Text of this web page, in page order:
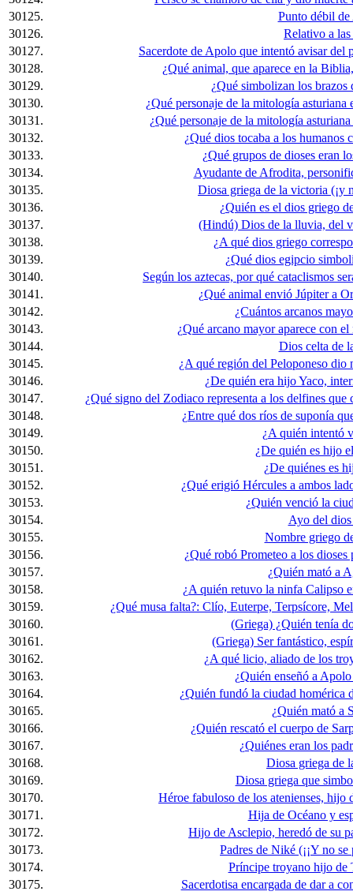
30125.
Punto débil
30126.
Relativo a las
30127.
Sacerdote de Apolo que intentó avisar
30128.
¿Qué animal, que aparece en la
30129.
¿Qué simbolizan los brazos
30130.
¿Qué personaje de la mitología asturiana
30131.
¿Qué personaje de la mitología
30132.
¿Qué dios tocaba a los humanos
30133.
¿Qué grupos de dioses eran
30134.
Ayudante de Afrodita,
30135.
Diosa griega de la victoria (¡y
30136.
¿Quién es el dios griego
30137.
(Hindú) Dios de la lluvia, del
30138.
¿A qué dios griego
30139.
¿Qué dios egipcio
30140.
Según los aztecas, por qué cataclismos
30141.
¿Qué animal envió Júpiter a
30142.
¿Cuántos arcanos
30143.
¿Qué arcano mayor aparece con
30144.
Dios celta de
30145.
¿A qué región del Peloponeso dio
30146.
¿De quién era hijo Yaco,
30147.
¿Qué signo del Zodiaco representa a los delfines
30148.
¿Entre qué dos ríos de suponía
30149.
¿A quién intentó
30150.
¿De quién es hijo
30151.
¿De quiénes es
30152.
¿Qué erigió Hércules a ambos
30153.
¿Quién venció la
30154.
Ayo del
30155.
Nombre griego
30156.
¿Qué robó Prometeo a los dioses
30157.
¿Quién mató a
30158.
¿A quién retuvo la ninfa Calipso
30159.
¿Qué musa falta?: Clío, Euterpe, Terpsícore,
30160.
(Griega) ¿Quién tenía
30161.
(Griega) Ser fantástico,
30162.
¿A qué licio, aliado de los
30163.
¿Quién enseñó a
30164.
¿Quién fundó la ciudad homérica
30165.
¿Quién mató a
30166.
¿Quién rescató el cuerpo de
30167.
¿Quiénes eran los
30168.
Diosa griega de
30169.
Diosa griega que
30170.
Héroe fabuloso de los atenienses,
30171.
Hija de Océano y
30172.
Hijo de Asclepio, heredó de su
30173.
Padres de Niké (¡¡Y no
30174.
Príncipe troyano hijo de
30175.
Sacerdotisa encargada de dar a